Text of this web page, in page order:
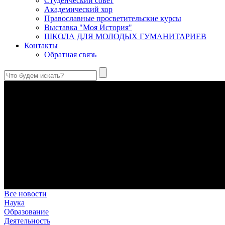
Академический хор
Православные просветительские курсы
Выставка "Моя История"
ШКОЛА ДЛЯ МОЛОДЫХ ГУМАНИТАРИЕВ
Контакты
Обратная связь
Все новости
Наука
Образование
Деятельность